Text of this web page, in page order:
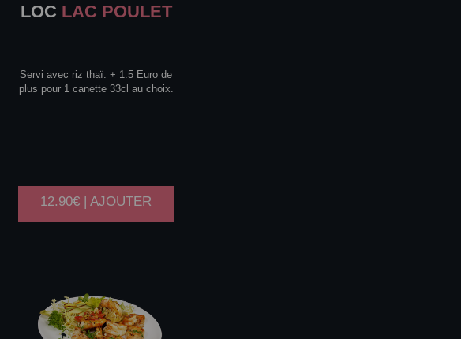
LOC LAC POULET
Servi avec riz thaï. + 1.5 Euro de
plus pour 1 canette 33cl au choix.
12.90€ | AJOUTER